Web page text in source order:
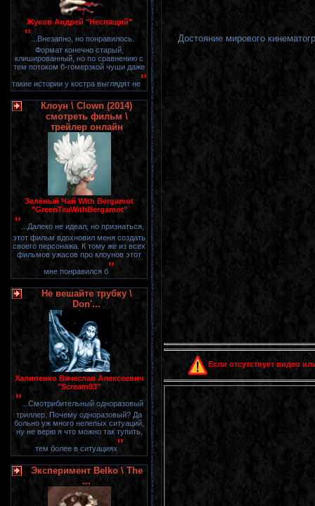
Жуков Андрей "Неспящий"
" ...Внезапно, но понравилось.
Формат конечно старый,
клишированный, но по сравнению с
тем потоком б-гомерзкой чуши даже
такие истории у костра выглядят не"
Клоун \ Clown (2014)
смотреть фильм \
трейлер онлайн
Зелёный Чай With Bergamot
"GreenTeaWithBergamot"
" ...Далеко не идеал, но признаться,
этот фильм вдохновил меня создать
своего персонажа. К тому же из всех
фильмов ужасов про клоунов этот
мне понравился б"
Не вешайте трубку \
Don'...
Халипенко Вячеслав Алексеевич
"Scream93"
" ...Смотрибительный одноразовый
триллер. Почему одноразовый? Да
больно уж много нелепых ситуаций,
ну не верю я что можно так тупить,
тем более в ситуациях"
Эксперимент Belko \ The
...
Достояние мирового
Если отсутствует видео